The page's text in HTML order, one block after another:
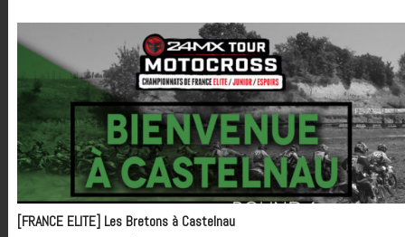
[FRANCE ELITE] Les Bretons à Castelnau